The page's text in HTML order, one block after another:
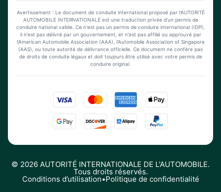
Avertissement : Le document de conduite international proposé par l'AUTORITÉ
AUTOMOBILE INTERNATIONALE est une traduction privée d'un permis de
conduire national valide. Ce n'est pas un permis de conduire international (IDP),
il n'est pas délivré par un gouvernement, et n'est pas affilié ou approuvé par
l'American Automobile Association (AAA), l'Automobile Association of Singapore
(AAS), ou toute autorité de délivrance officielle. Ce document ne confère pas
de droits de conduite légaux et doit toujours être utilisé avec votre permis de
conduire original.
© 2026 AUTORITÉ INTERNATIONALE DE L'AUTOMOBILE.
Tous droits réservés.
Conditions d’utilisation•Politique de confidentialité